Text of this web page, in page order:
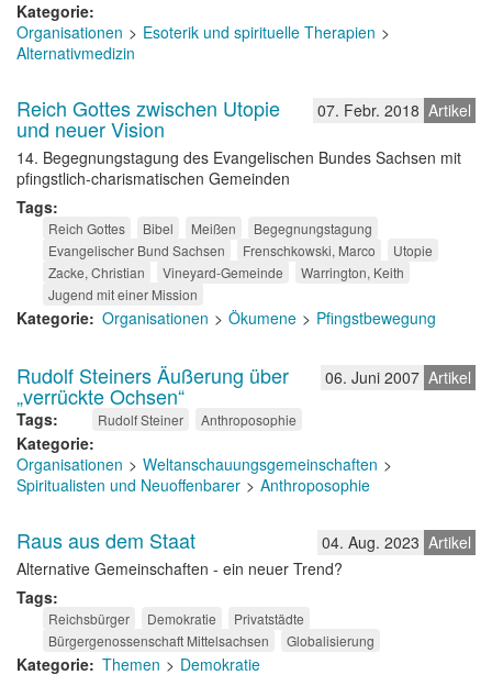
Kategorie
Organisationen
Esoterik und spirituelle Therapien
Alternativmedizin
Artikel
07. Febr. 2018
Reich Gottes zwischen Utopie
und neuer Vision
14. Begegnungstagung des Evangelischen Bundes Sachsen mit
pfingstlich-charismatischen Gemeinden
Tags
Reich Gottes Bibel Meißen
Begegnungstagung
Evangelischer Bund Sachsen
Frenschkowski, Marco
Utopie
Zacke, Christian
Vineyard-Gemeinde
Warrington, Keith
Jugend mit einer Mission
Kategorie Organisationen Ökumene Pfingstbewegung
Artikel
06. Juni 2007
Rudolf Steiners Äußerung über
„verrückte Ochsen“
Tags Rudolf Steiner Anthroposophie
Kategorie
Organisationen
Weltanschauungsgemeinschaften
Spiritualisten und Neuoffenbarer
Anthroposophie
Artikel
04. Aug. 2023
Raus aus dem Staat
Alternative Gemeinschaften - ein neuer Trend?
Tags
Reichsbürger Demokratie
Privatstädte
Bürgergenossenschaft Mittelsachsen
Globalisierung
Kategorie Themen Demokratie